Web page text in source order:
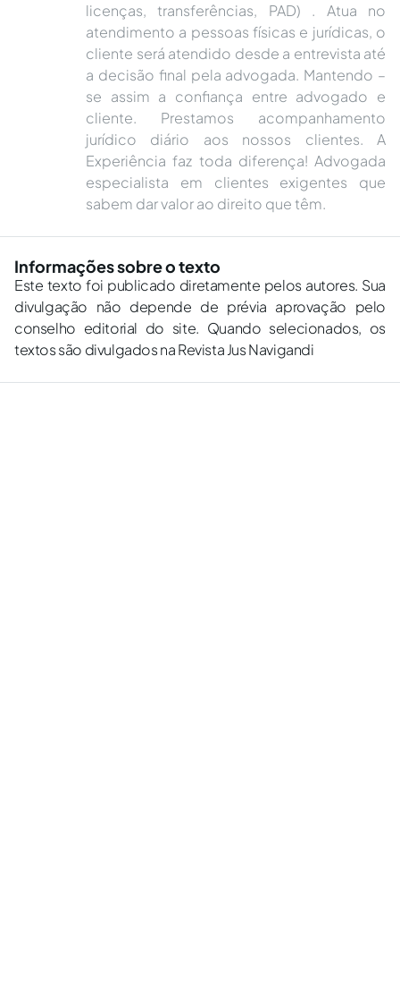
licenças, transferências, PAD) . Atua no
atendimento a pessoas físicas e jurídicas, o
cliente será atendido desde a entrevista até
a decisão final pela advogada. Mantendo –
se assim a confiança entre advogado e
cliente. Prestamos acompanhamento
jurídico diário aos nossos clientes. A
Experiência faz toda diferença! Advogada
especialista em clientes exigentes que
sabem dar valor ao direito que têm.
Informações sobre o texto
Este texto foi publicado diretamente pelos autores. Sua
divulgação não depende de prévia aprovação pelo
conselho editorial do site. Quando selecionados, os
textos são divulgados na Revista Jus Navigandi